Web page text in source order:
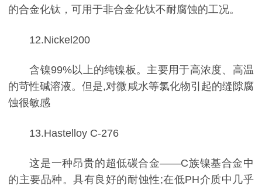
的合金化钛，可用于非合金化钛不耐腐蚀的工况。
12.Nickel200
含镍99%以上的纯镍板。主要用于高浓度、高温
的苛性碱溶液。但是,对微咸水等氯化物引起的缝隙腐
蚀很敏感
13.Hastelloy C-276
这是一种昂贵的超低碳合金——C族镍基合金中
的主要品种。具有良好的耐蚀性;在低PH介质中几乎